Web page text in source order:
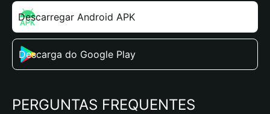
Descarregar Android APK
Descarga do Google Play
PERGUNTAS FREQUENTES